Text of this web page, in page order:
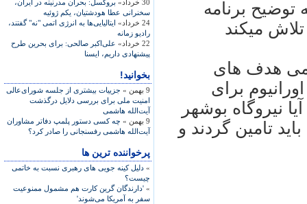
30 خرداد»
بروکسل: بحران مدرنيته در ايران،
سخنرانی عطا هودشتيان، يکم ژوئيه
24 خرداد»
ايتاليايی‌ها به انرژی اتمی "نه" گفتند،
راديو زمانه
22 خرداد»
علی‌اکبر صالحی: برای بحرين طرح
پيشنهادی داريم، ايسنا
بخوانید!
9 بهمن »
جزییات بیشتری از جلسه شورای‌عالی
امنیت ملی برای بررسی دلایل درگذشت
آیت‌الله هاشمی
9 بهمن »
چه کسی دستور پلمپ دفاتر مشاوران
آیت‌الله هاشمی رفسنجانی را صادر کرد؟
پرخواننده ترین ها
» دلیل کینه جویی های رهبری نسبت به خاتمی
چیست؟
» 'دارندگان گرین کارت هم مشمول ممنوعیت
سفر به آمریکا می‌شوند'
برنامه
ميکند
هدف های
برای
نيروگاه بوشهر
تامين گردند و